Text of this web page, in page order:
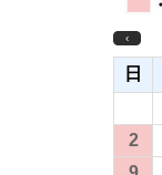
‹
日
2